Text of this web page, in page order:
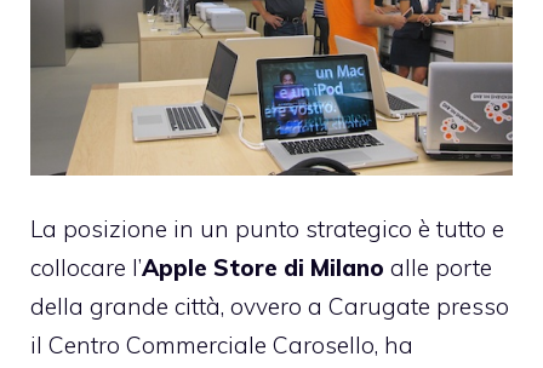
La posizione in un punto strategico è tutto e
collocare l’Apple Store di Milano alle porte
della grande città, ovvero a Carugate presso
il Centro Commerciale Carosello, ha